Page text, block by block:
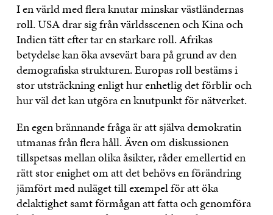
I en värld med flera knutar minskar västländernas
roll. USA drar sig från världsscenen och Kina och
Indien tätt efter tar en starkare roll. Afrikas
betydelse kan öka avsevärt bara på grund av den
demografiska strukturen. Europas roll bestäms i
stor utsträckning enligt hur enhetlig det förblir och
hur väl det kan utgöra en knutpunkt för nätverket.
En egen brännande fråga är att själva demokratin
utmanas från flera håll. Även om diskussionen
tillspetsas mellan olika åsikter, råder emellertid en
rätt stor enighet om att det behövs en förändring
jämfört med nuläget till exempel för att öka
delaktighet samt förmågan att fatta och genomföra